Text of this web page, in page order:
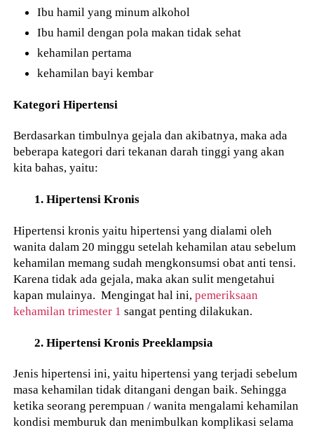
Ibu hamil yang minum alkohol
Ibu hamil dengan pola makan tidak sehat
kehamilan pertama
kehamilan bayi kembar
Kategori Hipertensi
Berdasarkan timbulnya gejala dan akibatnya, maka ada
beberapa kategori dari tekanan darah tinggi yang akan
kita bahas, yaitu:
1. Hipertensi Kronis
Hipertensi kronis yaitu hipertensi yang dialami oleh
wanita dalam 20 minggu setelah kehamilan atau sebelum
kehamilan memang sudah mengkonsumsi obat anti tensi.
Karena tidak ada gejala, maka akan sulit mengetahui
kapan mulainya. Mengingat hal ini,pemeriksaan
kehamilan trimester 1 sangat penting dilakukan.
2. Hipertensi Kronis Preeklampsia
Jenis hipertensi ini, yaitu hipertensi yang terjadi sebelum
masa kehamilan tidak ditangani dengan baik. Sehingga
ketika seorang perempuan / wanita mengalami kehamilan
kondisi memburuk dan menimbulkan komplikasi selama